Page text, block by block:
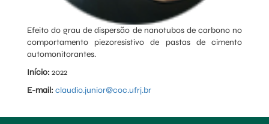
Efeito do grau de dispersão de nanotubos de carbono no
comportamento piezoresistivo de pastas de cimento
automonitorantes.
Início: 2022
E-mail: claudio.junior@coc.ufrj.br